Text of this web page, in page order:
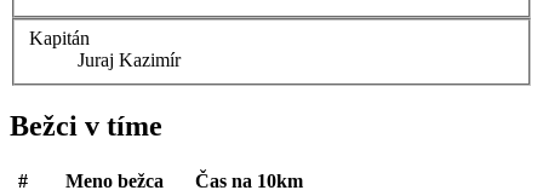
Kapitán
Juraj Kazimír
Bežci v tíme
# Meno bežca
Čas na 10km